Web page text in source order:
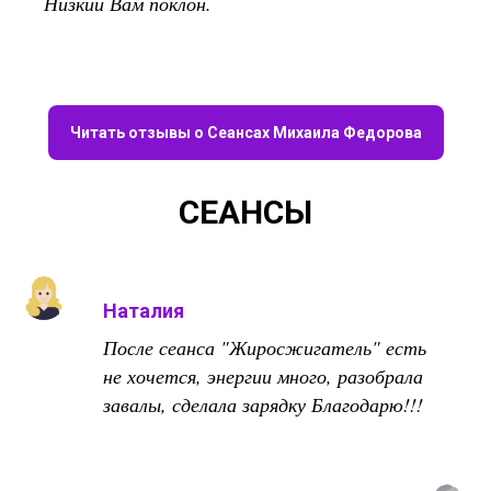
Читать отзывы о Сеансах Михаила Федорова
СЕАНСЫ
Наталия
После сеанса "Жиросжигатель" есть
не хочется, энергии много, разобрала
завалы, сделала зарядку Благодарю!!!